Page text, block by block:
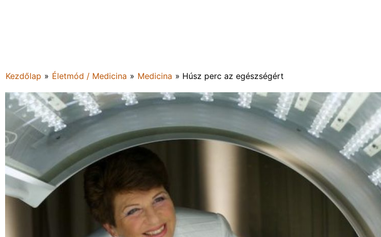
Kezdőlap » Életmód / Medicina » Medicina » Húsz perc az egészségért